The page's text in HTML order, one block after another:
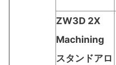
ZW3D 2X
Machining
スタンドアロ